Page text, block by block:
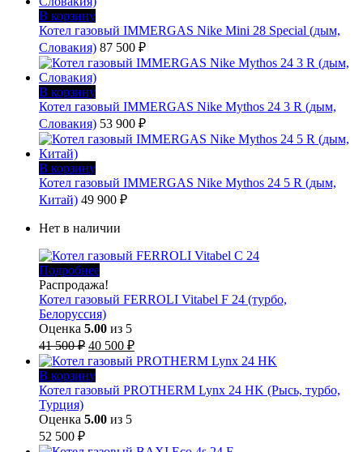
В корзину
Котел газовый IMMERGAS Nike Mini 28 Special (дым,
Словакия) 87 500 ₽
В корзину
Котел газовый IMMERGAS Nike Mythos 24 3 R (дым,
Словакия) 53 900 ₽
В корзину
Котел газовый IMMERGAS Nike Mythos 24 5 R (дым,
Китай) 49 900 ₽
Нет в наличии
Подробнее
Распродажа!
Котел газовый FERROLI Vitabel F 24 (турбо,
Белоруссия)
Оценка 5.00 из 5
41 500₽ Первоначальная
цена
составляла
41
40 500 ₽Текущая
цена:
40
500 ₽.
В корзину
Котел газовый PROTHERM Lynx 24 HK (Рысь, турбо,
Турция)
Оценка 5.00 из 5
52 500 ₽